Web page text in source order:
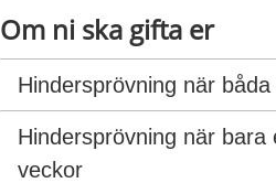
Om ni ska gifta er
Hindersprövning när
Hindersprövning när
veckor